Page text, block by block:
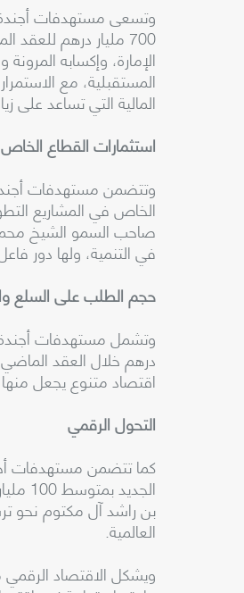
700 مليار درهم
الإمارة، وإكسابه
المستقبلية، مع
المالية التي تساعد على
استثمارات القطاع الخاص
وتتضمن مستهدفات
صاحب السمو الشيخ محمد
في التنمية، ولها دور
حجم الطلب على السلع
اقتصاد متنوع يجعل
التحول الرقمي
كما تتضمن مستهدفات
بن راشد آل مكتوم نحو
العالمية.
ويشكل الاقتصاد